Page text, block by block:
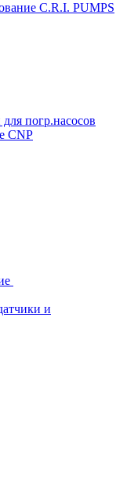
C.R.I. PUMPS
погр.насосов
CNP
и